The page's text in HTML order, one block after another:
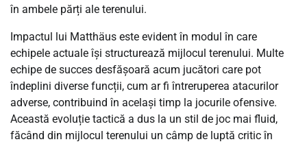
în ambele părți ale terenului.
Impactul lui Matthäus este evident în modul în care
echipele actuale își structurează mijlocul terenului. Multe
echipe de succes desfășoară acum jucători care pot
îndeplini diverse funcții, cum ar fi întreruperea atacurilor
adverse, contribuind în același timp la jocurile ofensive.
Această evoluție tactică a dus la un stil de joc mai fluid,
făcând din mijlocul terenului un câmp de luptă critic în